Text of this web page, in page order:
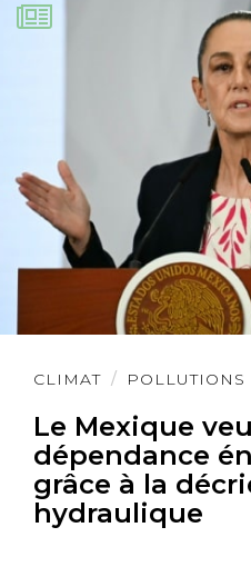
CLIMAT POLLUTIONS
Le Mexique
dépendance
grâce à la
hydraulique
Lire